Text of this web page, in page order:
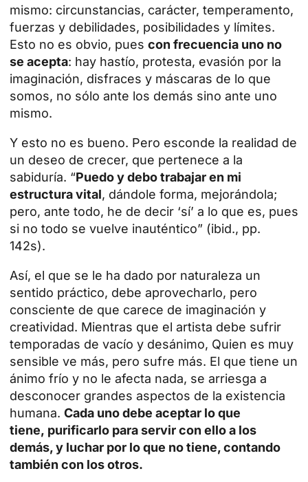
mismo: circunstancias, carácter, temperamento,
fuerzas y debilidades, posibilidades y límites.
Esto no es obvio, pues con frecuencia uno no
se acepta: hay hastío, protesta, evasión por la
imaginación, disfraces y máscaras de lo que
somos, no sólo ante los demás sino ante uno
mismo.
Y esto no es bueno. Pero esconde la realidad de
un deseo de crecer, que pertenece a la
sabiduría. “Puedo y debo trabajar en mi
estructura vital, dándole forma, mejorándola;
pero, ante todo, he de decir ‘sí’ a lo que es, pues
si no todo se vuelve inauténtico” (ibid., pp.
142s).
Así, el que se le ha dado por naturaleza un
sentido práctico, debe aprovecharlo, pero
consciente de que carece de imaginación y
creatividad. Mientras que el artista debe sufrir
temporadas de vacío y desánimo, Quien es muy
sensible ve más, pero sufre más. El que tiene un
ánimo frío y no le afecta nada, se arriesga a
desconocer grandes aspectos de la existencia
humana. Cada uno debe aceptar lo que
tiene, purificarlo para servir con ello a los
demás, y luchar por lo que no tiene, contando
también con los otros.